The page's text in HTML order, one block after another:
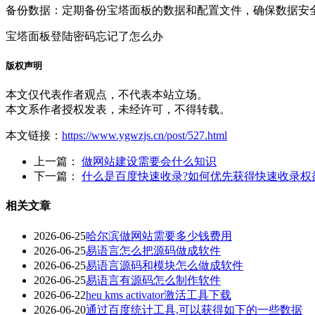
备份数据‌：定期备份宝塔面板的数据和配置文件，确保数据安
宝塔面板登陆密码忘记了怎么办
版权声明
本文仅代表作者观点，不代表本站立场。
本文系作者授权发表，未经许可，不得转载。
本文链接： https://www.ygwzjs.cn/post/527.html
上一篇： 做网站建设需要会什么知识
下一篇： 什么是百度快速收录?如何优先获得快速收录权
相关文章
2026-06-25哈尔滨做网站需要多少钱费用
2026-06-25易语言怎么把源码做成软件
2026-06-25易语言源码和模块怎么做成软件
2026-06-25易语言有源码怎么制作软件
2026-06-22heu kms activator激活工具下载
2026-06-20通过百度统计工具,可以获得如下的一些数据